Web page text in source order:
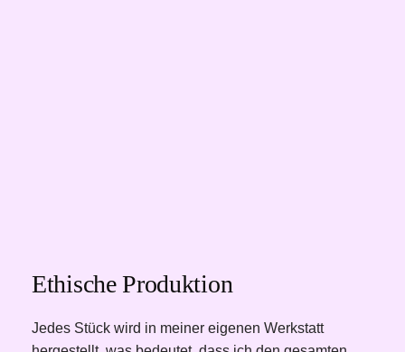
Ethische Produktion
Jedes Stück wird in meiner eigenen Werkstatt